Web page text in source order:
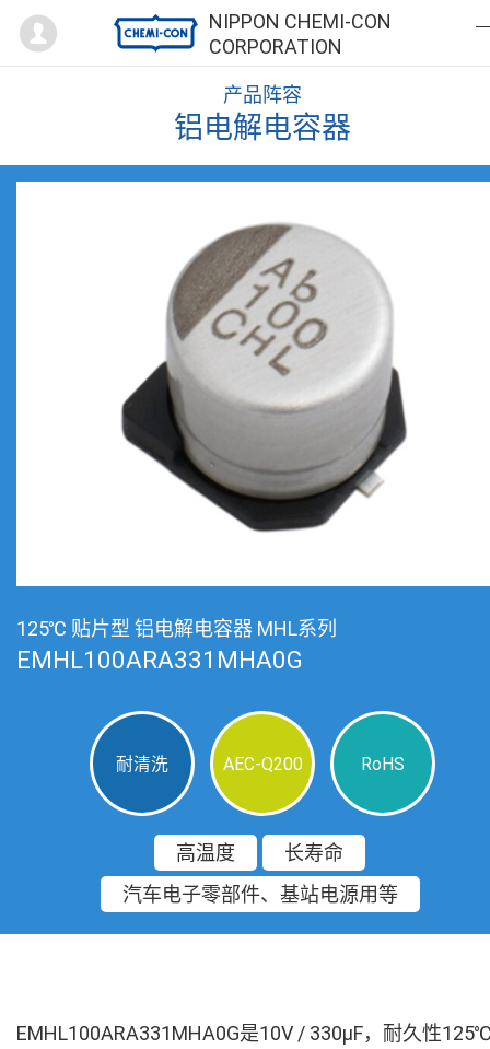
NIPPON CHEMI-CON
CORPORATION
Mypage
产品阵容
铝电解电容器
125℃ 贴片型 铝电解电容器 MHL系列
EMHL100ARA331MHA0G
耐清洗 AEC-Q200 RoHS
高温度
长寿命
汽车电子零部件、基站电源用等
EMHL100ARA331MHA0G是10V / 330µF，耐久性